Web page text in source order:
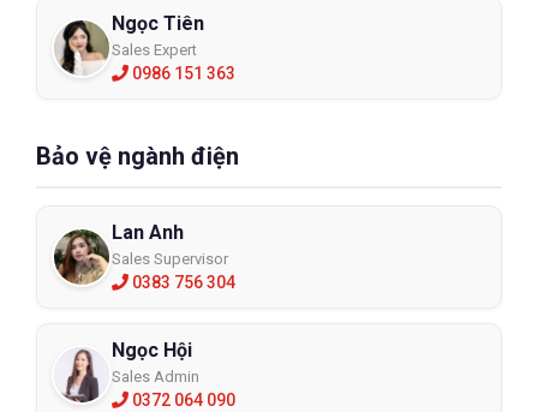
Ngọc Tiên
Sales Expert
0986 151 363
Bảo vệ ngành điện
Lan Anh
Sales Supervisor
0383 756 304
Ngọc Hội
Sales Admin
0372 064 090